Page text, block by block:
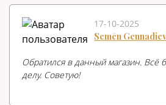
17-10-2025
Semēn
Обратился в данный магазин. Всё
делу. Советую!